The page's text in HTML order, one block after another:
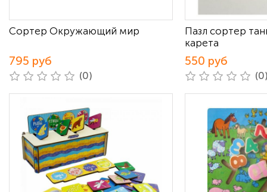
Сортер Окружающий мир
795 руб
(0)
Пазл сортер
карета
550 руб